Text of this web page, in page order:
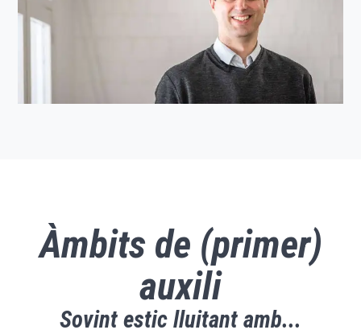
Àmbits de (primer)
auxili
Sovint estic lluitant amb...